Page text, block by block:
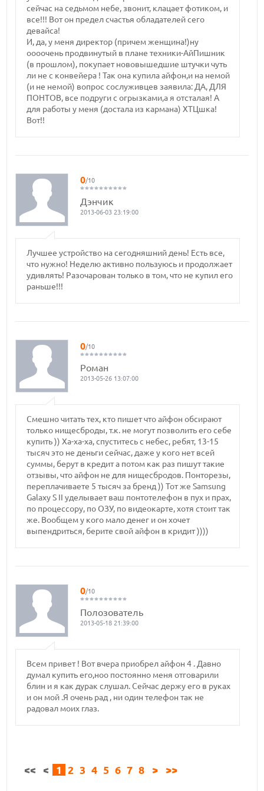
сейчас на седьмом небе, звонит, клацает фотиком, и
все!!! Вот он предел счастья обладателей сего
девайса!
И, да, у меня директор (причем женщина!)ну
оооочень продвинутый в плане техники-АйПишник
(в прошлом), покупает нововышедшие штучки чуть
ли не с конвейера ! Так она купила айфон,и на немой
(и не немой) вопрос сослуживцев заявила: ДА, ДЛЯ
ПОНТОВ, все подруги с огрызками,а я отсталая! А
для работы у меня (достала из кармана) ХТЦшка!
Вот!!
0/10
Дэнчик
2013-06-03 23:19:00
Лучшее устройство на сегодняшний день! Есть все,
что нужно! Неделю активно пользуюсь и продолжает
удивлять! Разочарован только в том, что не купил его
раньше!!!
0/10
Роман
2013-05-26 13:07:00
Смешно читать тех, кто пишет что айфон обсирают
только нищесброды, т.к. не могут позволить его себе
купить )) Ха-ха-ха, спуститесь с небес, ребят, 13-15
тысяч это не деньги сейчас, даже у кого нет всей
суммы, берут в кредит а потом как раз пишут такие
отзывы, что айфон не для нищесбродов. Понторезы,
переплачиваете 5 тысяч за бренд )) Тот же Samsung
Galaxy S II уделывает ваш понтотелефон в пух и прах,
по процессору, по ОЗУ, по видеокарте, хотя стоит так
же. Вообщем у кого мало денег и он хочет
выпендриться, берите свой айфон в кридит ))))
0/10
Полозователь
2013-05-18 21:39:00
Всем привет ! Вот вчера приобрел айфон 4 . Давно
думал купить его,ноо постоянно меня отговарили
блин и я как дурак слушал. Сейчас держу его в руках
и он мой .Я очень рад , ни один телефон так не
радовал моих глаз.
<< < 1 2 3 4 5 6 7 8 > >>